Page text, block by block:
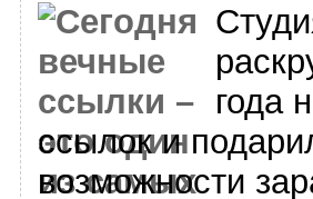
года
ссылок и
возможности